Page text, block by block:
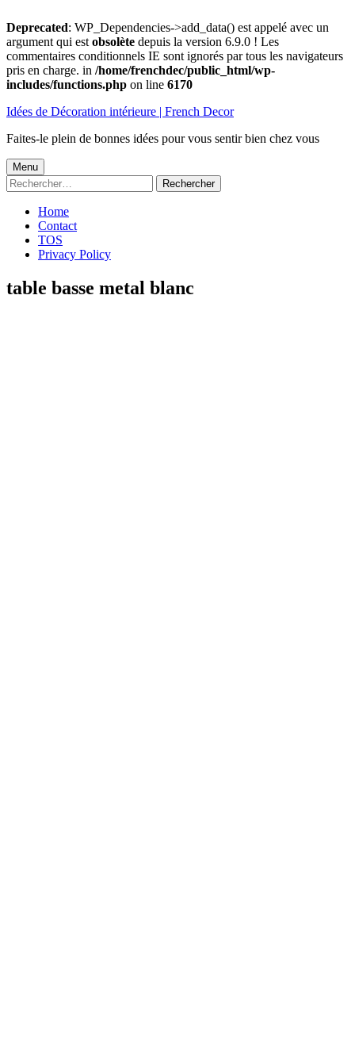
Deprecated: WP_Dependencies->add_data() est appelé avec un
argument qui est obsolète depuis la version 6.9.0 ! Les
commentaires conditionnels IE sont ignorés par tous les navigateurs
pris en charge. in /home/frenchdec/public_html/wp-
includes/functions.php on line 6170
au
Idées de Décoration intérieure | French Decor
Faites-le plein de bonnes idées pour vous sentir bien chez vous
Menu
principal
Menu
Rechercher :
Home
Contact
TOS
Privacy Policy
table basse metal blanc